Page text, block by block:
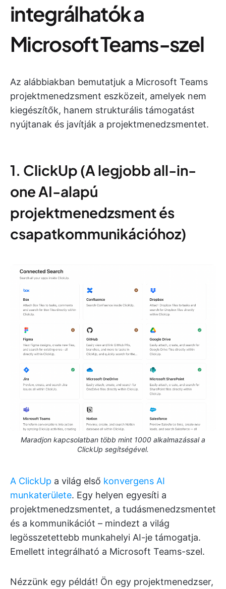
integrálhatók a
Microsoft Teams-szel
Az alábbiakban bemutatjuk a Microsoft Teams
projektmenedzsment eszközeit, amelyek nem
kiegészítők, hanem strukturális támogatást
nyújtanak és javítják a projektmenedzsmentet.
1. ClickUp (A legjobb all-in-
one AI-alapú
projektmenedzsment és
csapatkommunikációhoz)
Maradjon kapcsolatban több mint 1000 alkalmazással a
ClickUp segítségével.
A ClickUp a világ első konvergens AI
munkaterülete. Egy helyen egyesíti a
projektmenedzsmentet, a tudásmenedzsmentet
és a kommunikációt – mindezt a világ
legösszetettebb munkahelyi AI-je támogatja.
Emellett integrálható a Microsoft Teams-szel.
Nézzünk egy példát! Ön egy projektmenedzser,